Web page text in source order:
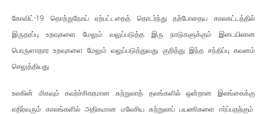
கோவிட்-19 தொற்றுநோய் ஏற்பட்டதைத் தொடர்ந்து தற்போதைய காலகட்டத்தில்
இருதரப்பு உறவுகளை மேலும் வலுப்படுத்த இரு நாடுகளுக்கும் இடையிலான
பொருளாதார உறவுகளை மேலும் வலுப்படுத்துவது குறித்து இந்த சந்திப்பு கவனம்
செலுத்தியது.
உலகின் மிகவும் கவர்ச்சிகரமான சுற்றுலாத் தலங்களில் ஒன்றான இலங்கைக்கு
எதிர்வரும் காலங்களில் அதிகமான மலேசிய சுற்றுலாப் பயணிகளை ஈர்ப்பதற்கும்